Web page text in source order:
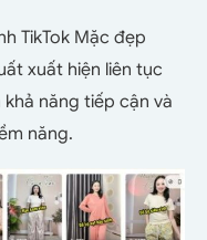
TikTok Mặc đẹp
xuất hiện liên tục
năng tiếp cận và
năng.